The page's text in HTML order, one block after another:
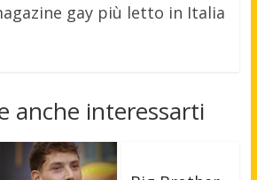
gay più letto in Italia
anche interessarti